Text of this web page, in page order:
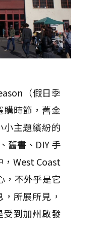
（假日季
時節，舊金
小主題繽紛的
舊書、­DIY 手
West Coast
，不外乎是它
所展所見，
受到加州啟發